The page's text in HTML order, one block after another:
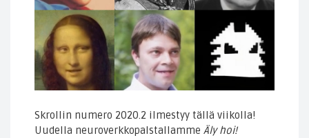
Skrollin numero 2020.2 ilmestyy tällä viikolla!
Uudella neuroverkkopalstallamme Äly hoi!